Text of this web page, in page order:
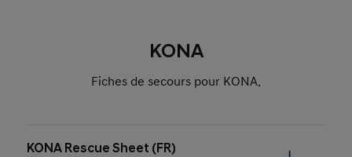
KONA
Fiches de secours pour KONA.
KONA Rescue Sheet (FR)